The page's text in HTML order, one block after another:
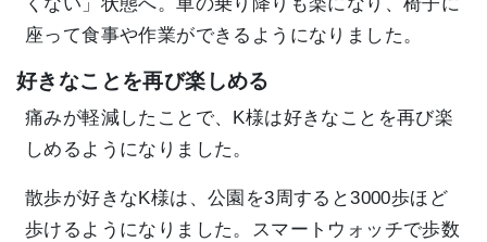
くない」状態へ。車の乗り降りも楽になり、椅子に
座って食事や作業ができるようになりました。
好きなことを再び楽しめる
痛みが軽減したことで、K様は好きなことを再び楽
しめるようになりました。
散歩が好きなK様は、公園を3周すると3000歩ほど
歩けるようになりました。スマートウォッチで歩数